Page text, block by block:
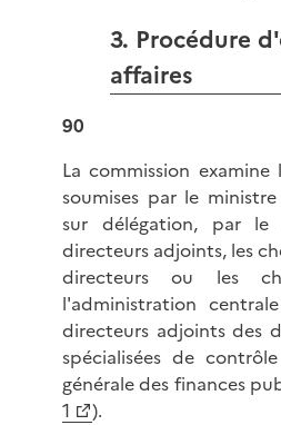
3. Procédure
affaires
90
La commission
soumises par le
sur délégation, par le
directeurs adjoints, les
directeurs ou les
l'administration
directeurs adjoints des
spécialisées de
générale des finances
1
).